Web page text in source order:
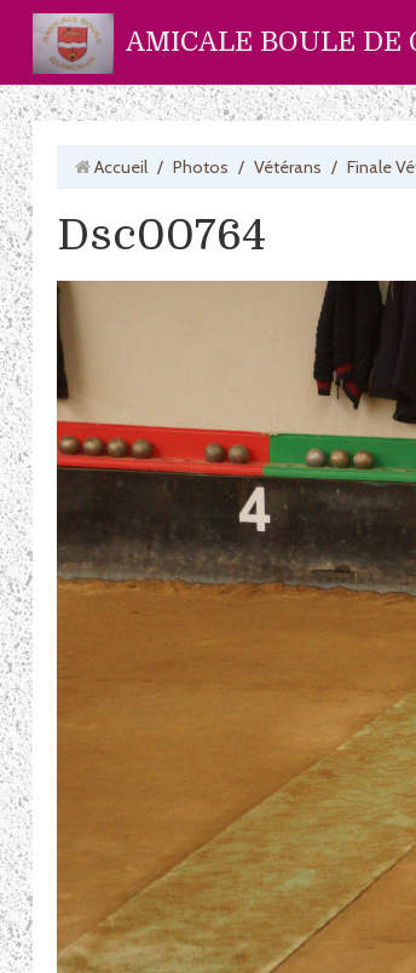
AMICALE BOULE DE
Accueil / Photos / Vétérans / Finale
Dsc00764